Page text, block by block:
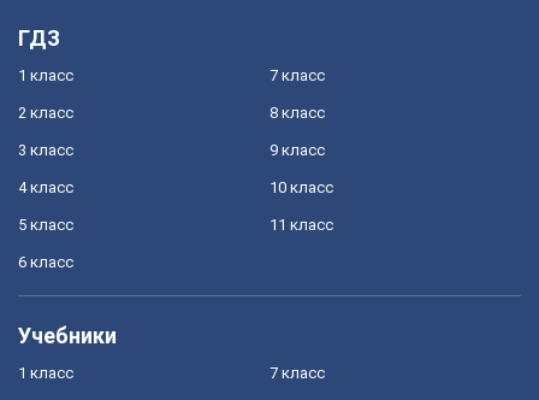
ГДЗ
1 класс
2 класс
3 класс
4 класс
5 класс
6 класс
7 класс
8 класс
9 класс
10 класс
11 класс
Учебники
1 класс 7 класс